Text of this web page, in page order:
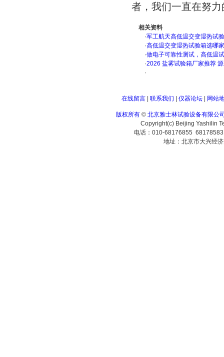
者，我们一直在努
相关资料
·军工航天高低温交变湿热试
·高低温交变湿热试验箱选哪
·做电子可靠性测试，高低温
·2026 盐雾试验箱厂家推荐
·
在线留言| 联系我们 仪器论坛| 网站
版权所有 © 北京雅士林试验设备有限公
Copyright(c) Beijing Yashilin
电话：010-68176855
地址：北京市大兴经